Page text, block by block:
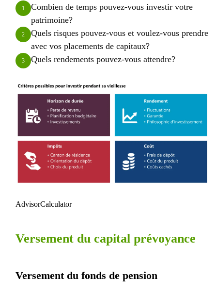
1
Combien de temps pouvez-vous investir votre
patrimoine?
2
Quels risques pouvez-vous et voulez-vous prendre
avec vos placements de capitaux?
3 Quels rendements pouvez-vous attendre?
AdvisorCalculator
Versement du capital prévoyance
Versement du fonds de pension